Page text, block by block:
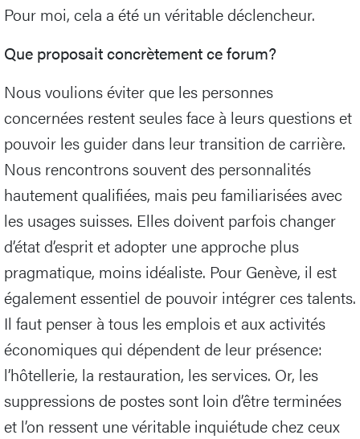
Pour moi, cela a été un véritable déclencheur.
Que proposait concrètement ce forum?
Nous voulions éviter que les personnes
concernées restent seules face à leurs questions et
pouvoir les guider dans leur transition de carrière.
Nous rencontrons souvent des personnalités
hautement qualifiées, mais peu familiarisées avec
les usages suisses. Elles doivent parfois changer
d’état d’esprit et adopter une approche plus
pragmatique, moins idéaliste. Pour Genève, il est
également essentiel de pouvoir intégrer ces talents.
Il faut penser à tous les emplois et aux activités
économiques qui dépendent de leur présence:
l’hôtellerie, la restauration, les services. Or, les
suppressions de postes sont loin d’être terminées
et l’on ressent une véritable inquiétude chez ceux